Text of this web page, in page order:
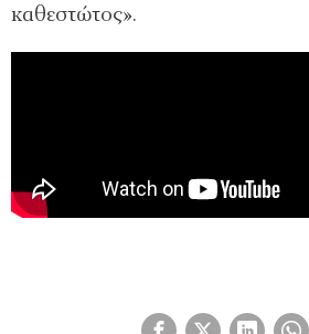
καθεστώτος».